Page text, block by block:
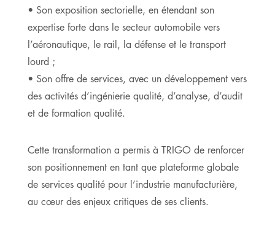
• Son exposition sectorielle, en étendant son
expertise forte dans le secteur automobile vers
l’aéronautique, le rail, la défense et le transport
lourd ;
• Son offre de services, avec un développement vers
des activités d’ingénierie qualité, d’analyse, d’audit
et de formation qualité.
Cette transformation a permis à TRIGO de renforcer
son positionnement en tant que plateforme globale
de services qualité pour l’industrie manufacturière,
au cœur des enjeux critiques de ses clients.